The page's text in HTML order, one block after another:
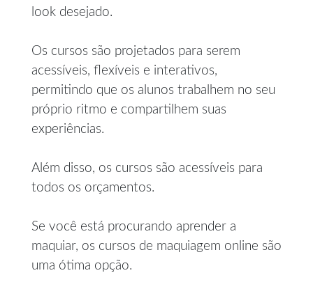
look desejado.
Os cursos são projetados para serem
acessíveis, flexíveis e interativos,
permitindo que os alunos trabalhem no seu
próprio ritmo e compartilhem suas
experiências.
Além disso, os cursos são acessíveis para
todos os orçamentos.
Se você está procurando aprender a
maquiar, os cursos de maquiagem online são
uma ótima opção.